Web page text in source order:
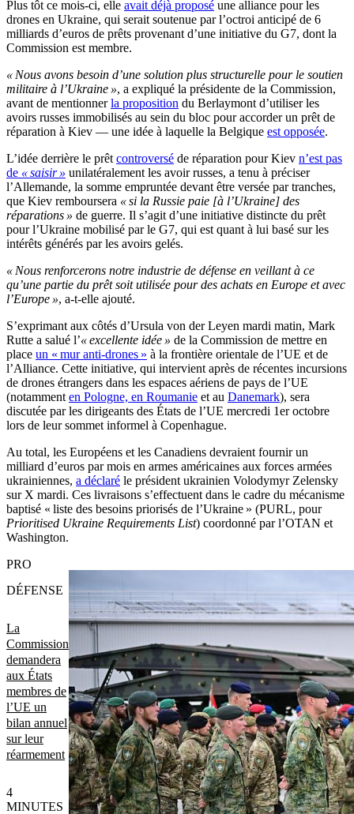
Plus tôt ce mois-ci, elle avait déjà proposé une alliance pour les
drones en Ukraine, qui serait soutenue par l’octroi anticipé de 6
milliards d’euros de prêts provenant d’une initiative du G7, dont la
Commission est membre.
« Nous avons besoin d’une solution plus structurelle pour le soutien
militaire à l’Ukraine », a expliqué la présidente de la Commission,
avant de mentionnerla proposition du Berlaymont d’utiliser les
avoirs russes immobilisés au sein du bloc pour accorder un prêt de
réparation à Kiev — une idée à laquelle la Belgique est opposée.
L’idée derrière le prêt controversé de réparation pour Kiev n’est pas
de « saisir » unilatéralement les avoir russes, a tenu à préciser
l’Allemande, la somme empruntée devant être versée par tranches,
que Kiev remboursera « si la Russie paie [à l’Ukraine] des
réparations » de guerre. Il s’agit d’une initiative distincte du prêt
pour l’Ukraine mobilisé par le G7, qui est quant à lui basé sur les
intérêts générés par les avoirs gelés.
« Nous renforcerons notre industrie de défense en veillant à ce
qu’une partie du prêt soit utilisée pour des achats en Europe et avec
l’Europe », a-t-elle ajouté.
S’exprimant aux côtés d’Ursula von der Leyen mardi matin, Mark
Rutte a salué l’« excellente idée » de la Commission de mettre en
place un « mur anti-drones » à la frontière orientale de l’UE et de
l’Alliance. Cette initiative, qui intervient après de récentes incursions
de drones étrangers dans les espaces aériens de pays de l’UE
(notamment en Pologne, en Roumanie et au Danemark), sera
discutée par les dirigeants des États de l’UE mercredi 1er octobre
lors de leur sommet informel à Copenhague.
Au total, les Européens et les Canadiens devraient fournir un
milliard d’euros par mois en armes américaines aux forces armées
ukrainiennes, a déclaré le président ukrainien Volodymyr Zelensky
sur X mardi. Ces livraisons s’effectuent dans le cadre du mécanisme
baptisé « liste des besoins priorisés de l’Ukraine » (PURL, pour
Prioritised Ukraine Requirements List) coordonné par l’OTAN et
Washington.
La
Commission
demandera
aux États
membres de
l’UE un
bilan annuel
sur leur
réarmement
PRO
DÉFENSE
4
MINUTES